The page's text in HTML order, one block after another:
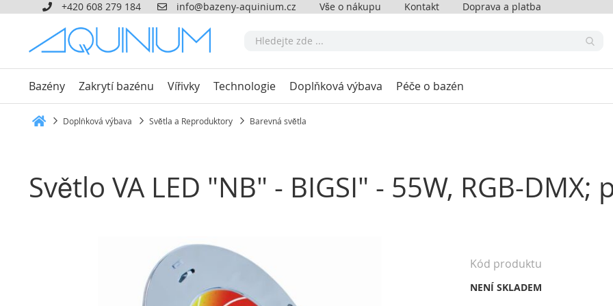
+420 608 279 184 info@bazeny-aquinium.cz Vše o nákupu Kontakt Doprava a platba
Bazény Zakrytí bazénu Vířivky Technologie Doplňková výbava Péče o bazén
Doplňková výbava Světla a Reproduktory Barevná světla
Světlo VA LED "NB" - BIGSI" - 55W, RGB-
NENÍ SKLADEM
Kód produktu